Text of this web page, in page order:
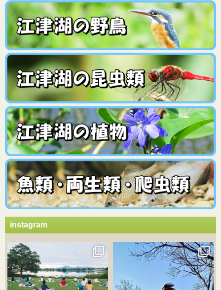
instagram
3月 18